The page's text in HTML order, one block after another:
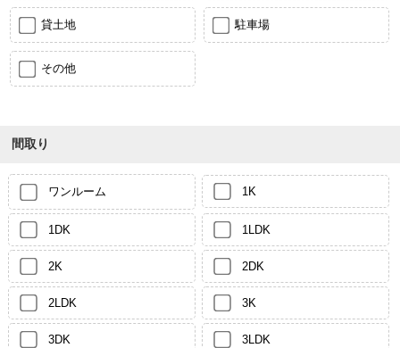
貸土地 駐車場
その他
間取り
ワンルーム 1K
1DK 1LDK
2K 2DK
2LDK 3K
3DK 3LDK